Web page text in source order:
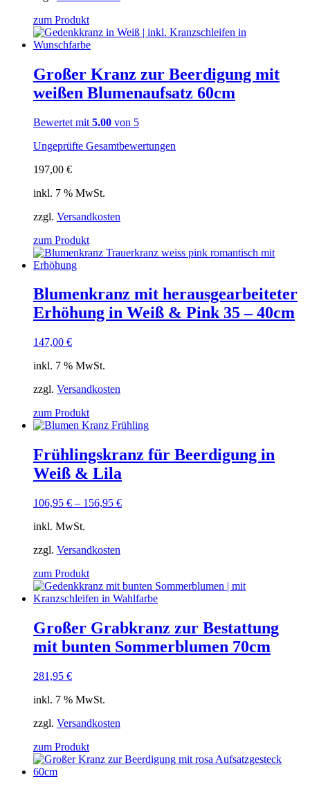
zum Produkt
Großer Kranz zur Beerdigung mit
weißen Blumenaufsatz 60cm
Bewertet mit 5.00 von 5
Ungeprüfte Gesamtbewertungen
197,00 €
inkl. 7 % MwSt.
zzgl. Versandkosten
zum Produkt
Blumenkranz mit herausgearbeiteter
Erhöhung in Weiß & Pink 35 – 40cm
147,00 €
inkl. 7 % MwSt.
zzgl. Versandkosten
zum Produkt
Frühlingskranz für Beerdigung in
Weiß & Lila
106,95 € – 156,95 €
inkl. MwSt.
zzgl. Versandkosten
zum Produkt
Großer Grabkranz zur Bestattung
mit bunten Sommerblumen 70cm
281,95 €
inkl. 7 % MwSt.
zzgl. Versandkosten
zum Produkt